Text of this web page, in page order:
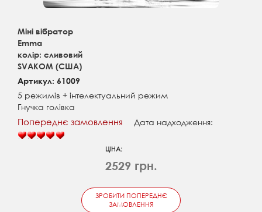
Міні вібратор
Emma
колір: сливовий
SVAKOM (США)
Артикул: 61009
5 режимів + інтелектуальний режим
Гнучка голівка
Попереднє замовлення Дата надходження:
ЦІНА:
2529 грн.
ЗРОБИТИ ПОПЕРЕДНЄ
ЗАМОВЛЕННЯ